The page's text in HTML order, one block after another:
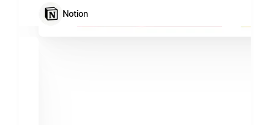
Notion